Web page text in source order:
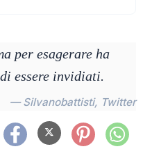
per esagerare ha
essere invidiati.
— Silvanobattisti, Twitter